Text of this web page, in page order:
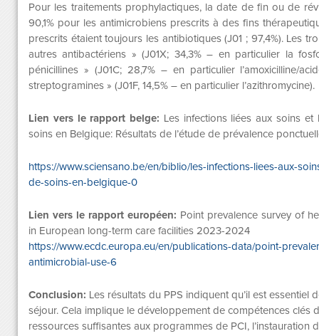
Pour les traitements prophylactiques, la date de fin ou de
90,1% pour les antimicrobiens prescrits à des fins
prescrits étaient toujours les antibiotiques (J01 ; 97,4%). Les
autres antibactériens » (J01X; 34,3% – en particulier la
pénicillines » (J01C; 28,7% – en particulier l’amoxicilline/
streptogramines » (J01F, 14,5% – en particulier l’azithromycine).
Lien vers le rapport belge: Les infections liées aux soins
soins en Belgique: Résultats de l’étude de prévalence
https://www.sciensano.be/en/biblio/les-infections-liees-aux-
de-soins-en-belgique-0
Lien vers le rapport européen: Point prevalence survey of
in European long-term care facilities 2023-2024
https://www.ecdc.europa.eu/en/publications-data/point-
antimicrobial-use-6
Conclusion: Les résultats du PPS indiquent qu’il est
séjour. Cela implique le développement de compétences clés
ressources suffisantes aux programmes de PCI, l’instauration